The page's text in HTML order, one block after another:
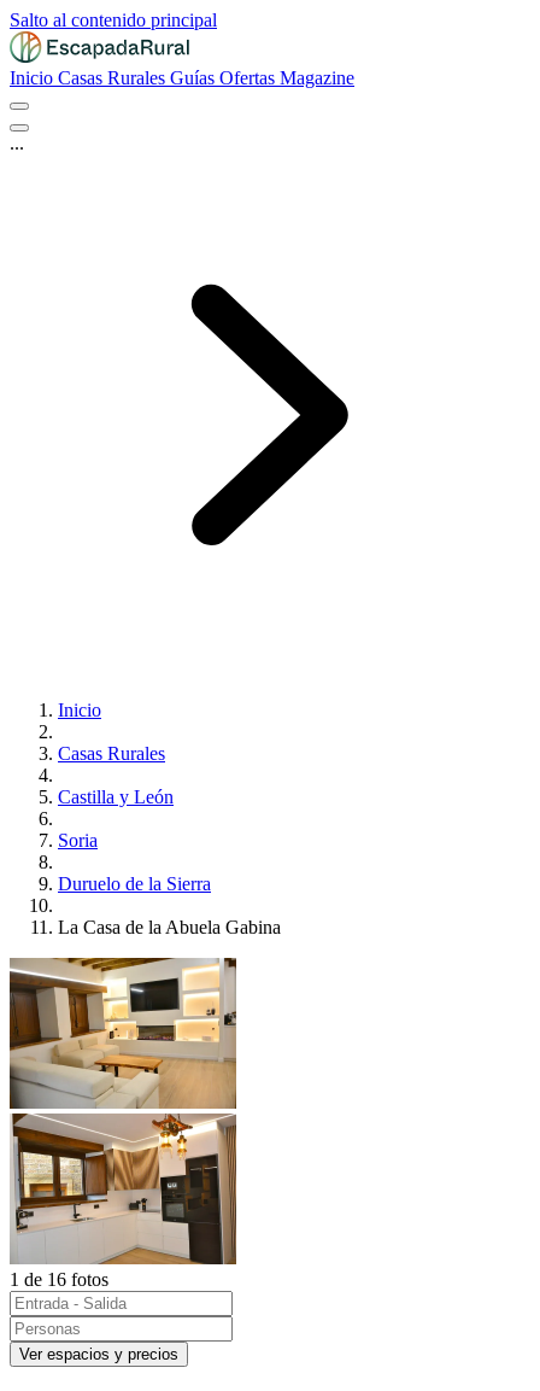
Salto al contenido principal
Inicio Casas Rurales Guías Ofertas Magazine
...
Inicio
Casas Rurales
Castilla y León
Soria
Duruelo de la Sierra
La Casa de la Abuela Gabina
1 de 16 fotos
Ver espacios y precios